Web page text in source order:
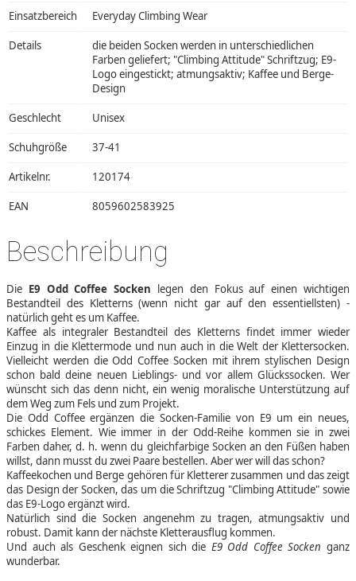
Einsatzbereich Everyday Climbing Wear
Details
die beiden Socken werden in unterschiedlichen
Farben geliefert; "Climbing Attitude" Schriftzug; E9-
Logo eingestickt; atmungsaktiv; Kaffee und Berge-
Design
Geschlecht Unisex
Schuhgröße 37-41
Artikelnr. 120174
EAN 8059602583925
Beschreibung
Die E9 Odd Coffee Socken legen den Fokus auf einen wichtigen
Bestandteil des Kletterns (wenn nicht gar auf den essentiellsten) -
natürlich geht es um Kaffee.
Kaffee als integraler Bestandteil des Kletterns findet immer wieder
Einzug in die Klettermode und nun auch in die Welt der Klettersocken.
Vielleicht werden die Odd Coffee Socken mit ihrem stylischen Design
schon bald deine neuen Lieblings- und vor allem Glückssocken. Wer
wünscht sich das denn nicht, ein wenig moralische Unterstützung auf
dem Weg zum Fels und zum Projekt.
Die Odd Coffee ergänzen die Socken-Familie von E9 um ein neues,
schickes Element. Wie immer in der Odd-Reihe kommen sie in zwei
Farben daher, d. h. wenn du gleichfarbige Socken an den Füßen haben
willst, dann musst du zwei Paare bestellen. Aber wer will das schon?
Kaffeekochen und Berge gehören für Kletterer zusammen und das zeigt
das Design der Socken, das um die Schriftzug "Climbing Attitude" sowie
das E9-Logo ergänzt wird.
Natürlich sind die Socken angenehm zu tragen, atmungsaktiv und
robust. Damit kann der nächste Kletterausflug kommen.
Und auch als Geschenk eignen sich die E9 Odd Coffee Socken ganz
wunderbar.